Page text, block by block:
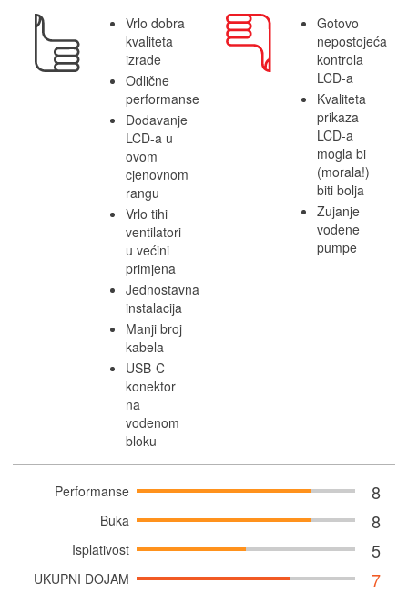
Vrlo dobra
kvaliteta
izrade
Odlične
performanse
Dodavanje
LCD-a u
ovom
cjenovnom
rangu
Vrlo tihi
ventilatori
u većini
primjena
Jednostavna
instalacija
Manji broj
kabela
USB-C
konektor
na
vodenom
bloku
Gotovo
nepostojeća
kontrola
LCD-a
Kvaliteta
prikaza
LCD-a
mogla bi
(morala!)
biti bolja
Zujanje
vodene
pumpe
Performanse 8
Buka 8
Isplativost 5
UKUPNI DOJAM 7